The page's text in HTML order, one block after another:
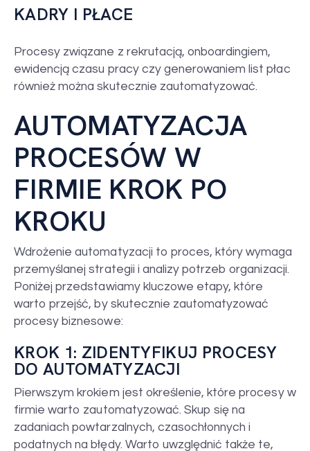
KADRY I PŁACE
Procesy związane z rekrutacją, onboardingiem,
ewidencją czasu pracy czy generowaniem list płac
również można skutecznie zautomatyzować.
AUTOMATYZACJA
PROCESÓW W
FIRMIE KROK PO
KROKU
Wdrożenie automatyzacji to proces, który wymaga
przemyślanej strategii i analizy potrzeb organizacji.
Poniżej przedstawiamy kluczowe etapy, które
warto przejść, by skutecznie zautomatyzować
procesy biznesowe:
KROK 1: ZIDENTYFIKUJ PROCESY
DO AUTOMATYZACJI
Pierwszym krokiem jest określenie, które procesy w
firmie warto zautomatyzować. Skup się na
zadaniach powtarzalnych, czasochłonnych i
podatnych na błędy. Warto uwzględnić także te,